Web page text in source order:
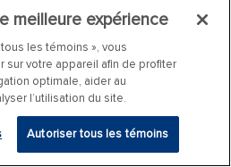
meilleure expérience
les témoins », vous
sur votre appareil afin de profiter
optimale, aider au
l’utilisation du site.
Autoriser tous les témoins